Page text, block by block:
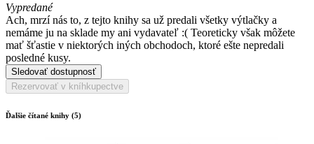
Vypredané
Ach, mrzí nás to, z tejto knihy sa už predali všetky výtlačky a
nemáme ju na sklade my ani vydavateľ :( Teoreticky však môžete
mať šťastie v niektorých iných obchodoch, ktoré ešte nepredali
posledné kusy.
Sledovať dostupnosť
Rezervovať v kníhkupectve
Ďalšie čítané knihy (5)